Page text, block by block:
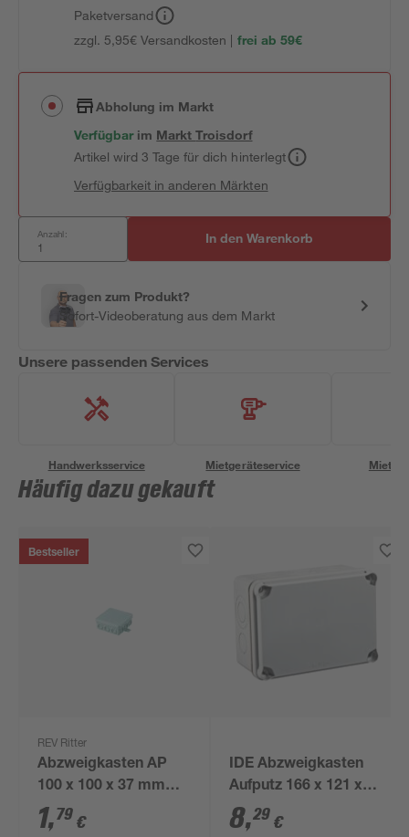
Paketversand
zzgl. 5,95€ Versandkosten | frei ab 59€
Abholung im Markt
Verfügbar im MarktTroisdorf
Artikel wird 3 Tage für dich hinterlegt
Verfügbarkeit in anderen Märkten
Anzahl: In den Warenkorb
Fragen zum Produkt?
Sofort-Videoberatung aus dem Markt
Unsere passenden Services
Handwerksservice Mietgeräteservice
Häufig dazu gekauft
Bestseller
REV Ritter
Abzweigkasten AP
100 x 100 x 37 mm
grau
1,79 €
IDE Abzweigkasten
Aufputz 166 x 121 x
80 mm
8,29 €